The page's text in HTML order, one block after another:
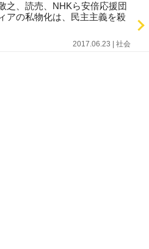
之、読売、NHKら安倍応援団
アの私物化は、民主主義を殺
2017.06.23 | 社会